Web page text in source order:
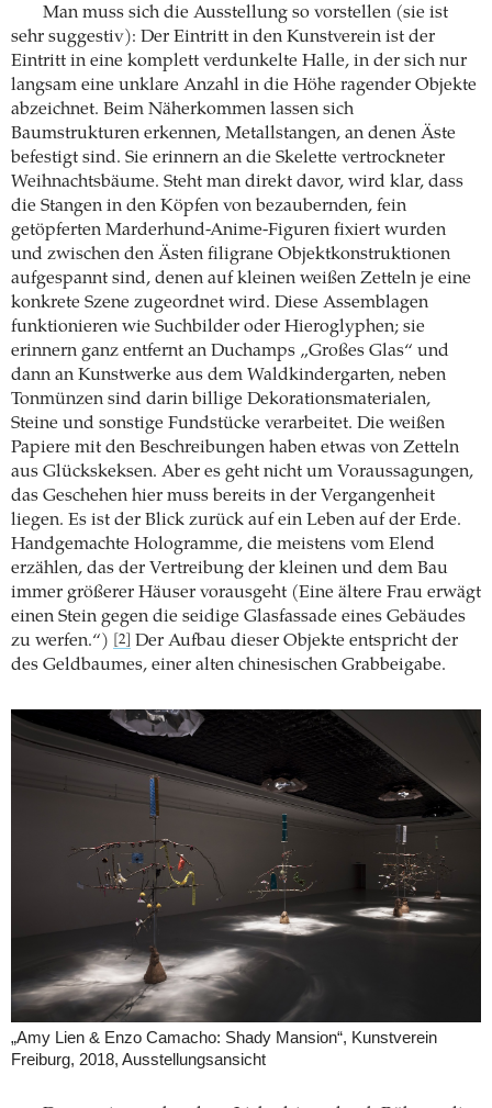
Man muss sich die Ausstellung so vorstellen (sie ist
sehr suggestiv): Der Eintritt in den Kunstverein ist der
Eintritt in eine komplett verdunkelte Halle, in der sich nur
langsam eine unklare Anzahl in die Höhe ragender Objekte
abzeichnet. Beim Näherkommen lassen sich
Baumstrukturen erkennen, Metallstangen, an denen Äste
befestigt sind. Sie erinnern an die Skelette vertrockneter
Weihnachtsbäume. Steht man direkt davor, wird klar, dass
die Stangen in den Köpfen von bezaubernden, fein
getöpferten Marderhund-Anime-Figuren fixiert wurden
und zwischen den Ästen filigrane Objektkonstruktionen
aufgespannt sind, denen auf kleinen weißen Zetteln je eine
konkrete Szene zugeordnet wird. Diese Assemblagen
funktionieren wie Suchbilder oder Hieroglyphen; sie
erinnern ganz entfernt an Duchamps „Großes Glas“ und
dann an Kunstwerke aus dem Waldkindergarten, neben
Tonmünzen sind darin billige Dekorationsmaterialen,
Steine und sonstige Fundstücke verarbeitet. Die weißen
Papiere mit den Beschreibungen haben etwas von Zetteln
aus Glückskeksen. Aber es geht nicht um Voraussagungen,
das Geschehen hier muss bereits in der Vergangenheit
liegen. Es ist der Blick zurück auf ein Leben auf der Erde.
Handgemachte Hologramme, die meistens vom Elend
erzählen, das der Vertreibung der kleinen und dem Bau
immer größerer Häuser vorausgeht (Eine ältere Frau erwägt
einen Stein gegen die seidige Glasfassade eines Gebäudes
zu werfen.“)
[2]
Der Aufbau dieser Objekte entspricht der
des Geldbaumes, einer alten chinesischen Grabbeigabe.
„Amy Lien & Enzo Camacho: Shady Mansion“, Kunstverein
Freiburg, 2018, Ausstellungsansicht